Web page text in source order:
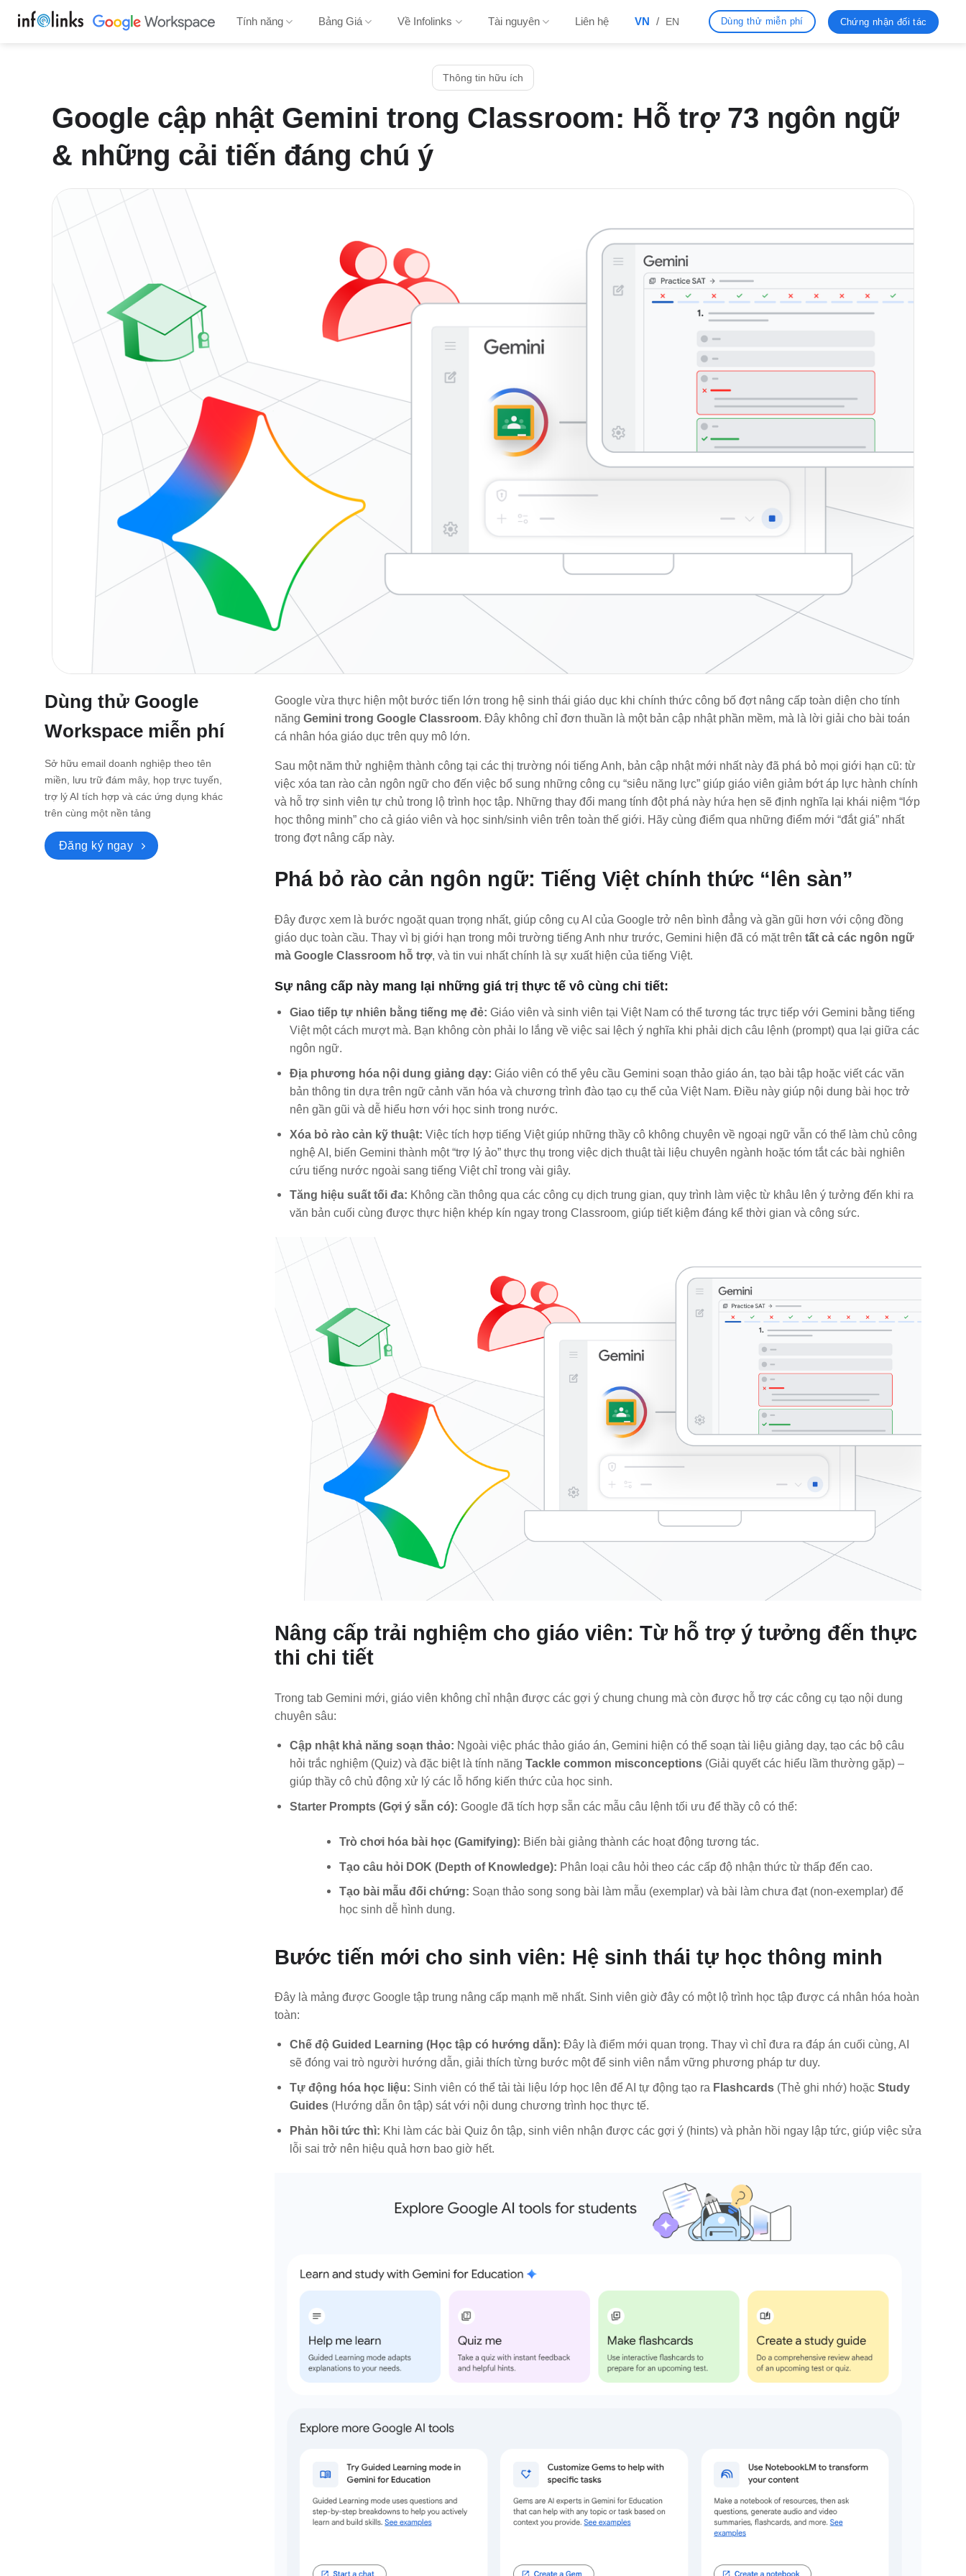
qua
Tính năng Bảng Giá Về Infolinks Tài nguyên Liên hệ VN / EN Dùng thử miễn phí Chứng nhận đối tác
Thông tin hữu ích
Google cập nhật Gemini trong Classroom: Hỗ trợ 73 ngôn ngữ
& những cải tiến đáng chú ý
Dùng thử Google
Workspace miễn phí
Sở hữu email doanh nghiệp theo tên
miền, lưu trữ đám mây, họp trực tuyến,
trợ lý AI tích hợp và các ứng dụng khác
trên cùng một nền tảng
Đăng ký ngay
Google vừa thực hiện một bước tiến lớn trong hệ sinh thái giáo dục khi chính thức công bố đợt nâng cấp toàn diện cho tính
năng Gemini trong Google Classroom. Đây không chỉ đơn thuần là một bản cập nhật phần mềm, mà là lời giải cho bài toán
cá nhân hóa giáo dục trên quy mô lớn.
Sau một năm thử nghiệm thành công tại các thị trường nói tiếng Anh, bản cập nhật mới nhất này đã phá bỏ mọi giới hạn cũ: từ
việc xóa tan rào cản ngôn ngữ cho đến việc bổ sung những công cụ “siêu năng lực” giúp giáo viên giảm bớt áp lực hành chính
và hỗ trợ sinh viên tự chủ trong lộ trình học tập. Những thay đổi mang tính đột phá này hứa hẹn sẽ định nghĩa lại khái niệm “lớp
học thông minh” cho cả giáo viên và học sinh/sinh viên trên toàn thế giới. Hãy cùng điểm qua những điểm mới “đắt giá” nhất
trong đợt nâng cấp này.
Phá bỏ rào cản ngôn ngữ: Tiếng Việt chính thức “lên sàn”
Đây được xem là bước ngoặt quan trọng nhất, giúp công cụ AI của Google trở nên bình đẳng và gần gũi hơn với cộng đồng
giáo dục toàn cầu. Thay vì bị giới hạn trong môi trường tiếng Anh như trước, Gemini hiện đã có mặt trên tất cả các ngôn ngữ
mà Google Classroom hỗ trợ, và tin vui nhất chính là sự xuất hiện của tiếng Việt.
Sự nâng cấp này mang lại những giá trị thực tế vô cùng chi tiết:
Giao tiếp tự nhiên bằng tiếng mẹ đẻ: Giáo viên và sinh viên tại Việt Nam có thể tương tác trực tiếp với Gemini bằng tiếng
Việt một cách mượt mà. Bạn không còn phải lo lắng về việc sai lệch ý nghĩa khi phải dịch câu lệnh (prompt) qua lại giữa các
ngôn ngữ.
Địa phương hóa nội dung giảng dạy: Giáo viên có thể yêu cầu Gemini soạn thảo giáo án, tạo bài tập hoặc viết các văn
bản thông tin dựa trên ngữ cảnh văn hóa và chương trình đào tạo cụ thể của Việt Nam. Điều này giúp nội dung bài học trở
nên gần gũi và dễ hiểu hơn với học sinh trong nước.
Xóa bỏ rào cản kỹ thuật: Việc tích hợp tiếng Việt giúp những thầy cô không chuyên về ngoại ngữ vẫn có thể làm chủ công
nghệ AI, biến Gemini thành một “trợ lý ảo” thực thụ trong việc dịch thuật tài liệu chuyên ngành hoặc tóm tắt các bài nghiên
cứu tiếng nước ngoài sang tiếng Việt chỉ trong vài giây.
Tăng hiệu suất tối đa: Không cần thông qua các công cụ dịch trung gian, quy trình làm việc từ khâu lên ý tưởng đến khi ra
văn bản cuối cùng được thực hiện khép kín ngay trong Classroom, giúp tiết kiệm đáng kể thời gian và công sức.
Nâng cấp trải nghiệm cho giáo viên: Từ hỗ trợ ý tưởng đến thực
thi chi tiết
Trong tab Gemini mới, giáo viên không chỉ nhận được các gợi ý chung chung mà còn được hỗ trợ các công cụ tạo nội dung
chuyên sâu:
Cập nhật khả năng soạn thảo: Ngoài việc phác thảo giáo án, Gemini hiện có thể soạn tài liệu giảng dạy, tạo các bộ câu
hỏi trắc nghiệm (Quiz) và đặc biệt là tính năng Tackle common misconceptions (Giải quyết các hiểu lầm thường gặp) –
giúp thầy cô chủ động xử lý các lỗ hổng kiến thức của học sinh.
Starter Prompts (Gợi ý sẵn có): Google đã tích hợp sẵn các mẫu câu lệnh tối ưu để thầy cô có thể:
Trò chơi hóa bài học (Gamifying): Biến bài giảng thành các hoạt động tương tác.
Tạo câu hỏi DOK (Depth of Knowledge): Phân loại câu hỏi theo các cấp độ nhận thức từ thấp đến cao.
Tạo bài mẫu đối chứng: Soạn thảo song song bài làm mẫu (exemplar) và bài làm chưa đạt (non-exemplar) để
học sinh dễ hình dung.
Bước tiến mới cho sinh viên: Hệ sinh thái tự học thông minh
Đây là mảng được Google tập trung nâng cấp mạnh mẽ nhất. Sinh viên giờ đây có một lộ trình học tập được cá nhân hóa hoàn
toàn:
Chế độ Guided Learning (Học tập có hướng dẫn): Đây là điểm mới quan trọng. Thay vì chỉ đưa ra đáp án cuối cùng, AI
sẽ đóng vai trò người hướng dẫn, giải thích từng bước một để sinh viên nắm vững phương pháp tư duy.
Tự động hóa học liệu: Sinh viên có thể tải tài liệu lớp học lên để AI tự động tạo ra Flashcards (Thẻ ghi nhớ) hoặc Study
Guides (Hướng dẫn ôn tập) sát với nội dung chương trình học thực tế.
Phản hồi tức thì: Khi làm các bài Quiz ôn tập, sinh viên nhận được các gợi ý (hints) và phản hồi ngay lập tức, giúp việc sửa
lỗi sai trở nên hiệu quả hơn bao giờ hết.